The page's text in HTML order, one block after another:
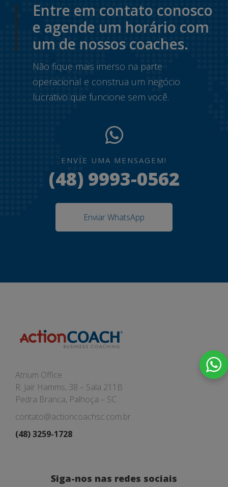
Entre em contato conosco
e agende um horário com
um de nossos coaches.
Não fique mais imerso na parte
operacional e construa um negócio
lucrativo que funcione sem você.
ENVIE UMA MENSAGEM!
(48) 9993-0562
Enviar WhatsApp
Atrium Office
R. Jair Hamms, 38 – Sala 211B
Pedra Branca, Palhoça – SC
contato@actioncoachsc.com.br
(48) 3259-1728
Siga-nos nas redes sociais